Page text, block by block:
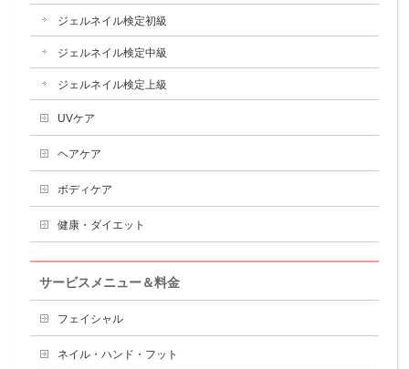
ジェルネイル検定初級
ジェルネイル検定中級
ジェルネイル検定上級
UVケア
ヘアケア
ボディケア
健康・ダイエット
サービスメニュー＆料金
フェイシャル
ネイル・ハンド・フット